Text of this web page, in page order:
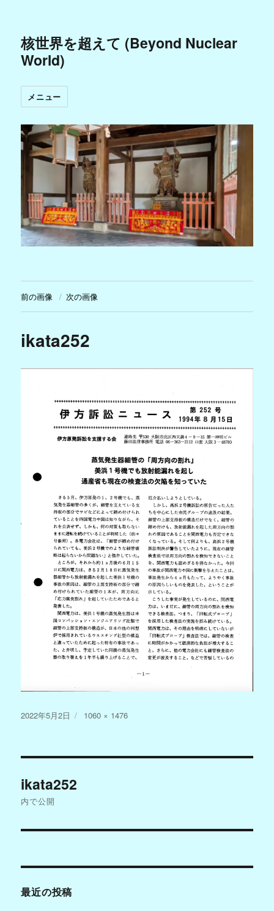
核世界を超えて (Beyond Nuclear
World)
メニュー
前の画像 次の画像
ikata252
投
2022年5月2日
フ
イ
1060 × 1476
稿
ゲ
ー
ikata252
内で公開
最近の投稿